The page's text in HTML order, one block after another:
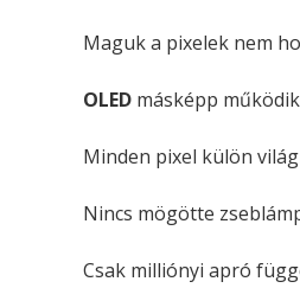
Maguk a pixelek nem
OLED másképp
Minden pixel külön
Nincs mögötte
Csak milliónyi apró